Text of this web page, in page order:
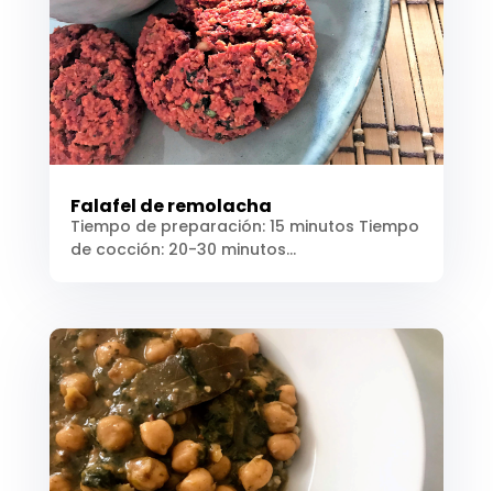
Falafel de remolacha
Tiempo de preparación: 15 minutos Tiempo
de cocción: 20-30 minutos...